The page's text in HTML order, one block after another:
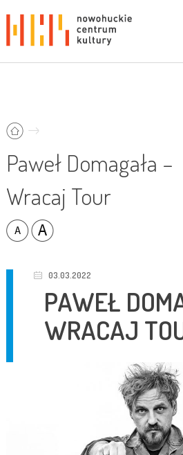
Paweł Domagała –
Wracaj Tour
03.03.2022
PAWEŁ
WRACAJ